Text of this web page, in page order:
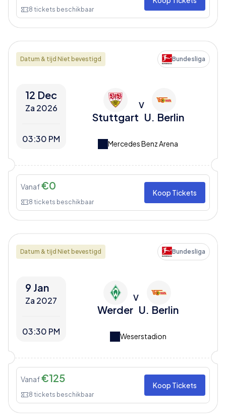
8 tickets beschikbaar
Datum & tijd Niet bevestigd Bundesliga
12 Dec
Za 2026
03:30 PM
Stuttgart
V
U. Berlin
Mercedes Benz Arena
Vanaf€0
8 tickets beschikbaar
Koop Tickets
Datum & tijd Niet bevestigd Bundesliga
9 Jan
Za 2027
03:30 PM
Werder
V
U. Berlin
Weserstadion
Vanaf€125
8 tickets beschikbaar
Koop Tickets